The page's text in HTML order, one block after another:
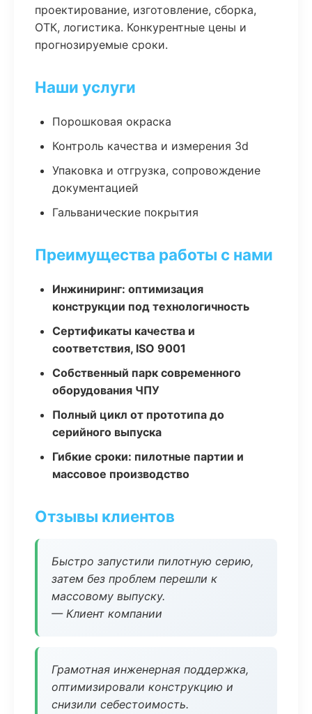
проектирование, изготовление, сборка,
ОТК, логистика. Конкурентные цены и
прогнозируемые сроки.
Наши услуги
Порошковая окраска
Контроль качества и измерения 3d
Упаковка и отгрузка, сопровождение
документацией
Гальванические покрытия
Преимущества работы с нами
Инжиниринг: оптимизация
конструкции под технологичность
Сертификаты качества и
соответствия, ISO 9001
Собственный парк современного
оборудования ЧПУ
Полный цикл от прототипа до
серийного выпуска
Гибкие сроки: пилотные партии и
массовое производство
Отзывы клиентов
Быстро запустили пилотную серию,
затем без проблем перешли к
массовому выпуску.
— Клиент компании
Грамотная инженерная поддержка,
оптимизировали конструкцию и
снизили себестоимость.